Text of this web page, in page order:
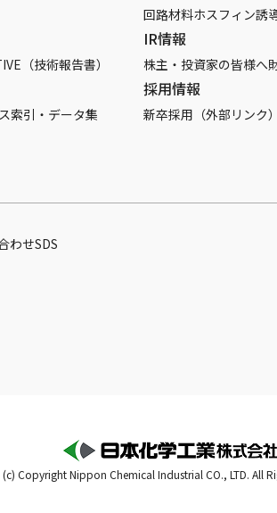
回路材料ホスフィン誘
（技術報告書）
IR情報
株主・投資家の皆様へ
索引・データ集
採用情報
新卒採用（外部リンク）
わせSDS
(c) Copyright Nippon Chemical Industrial CO., LTD. All